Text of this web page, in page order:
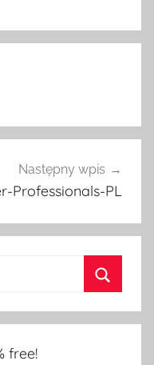
Następny wpis
Professionals-PL
free!